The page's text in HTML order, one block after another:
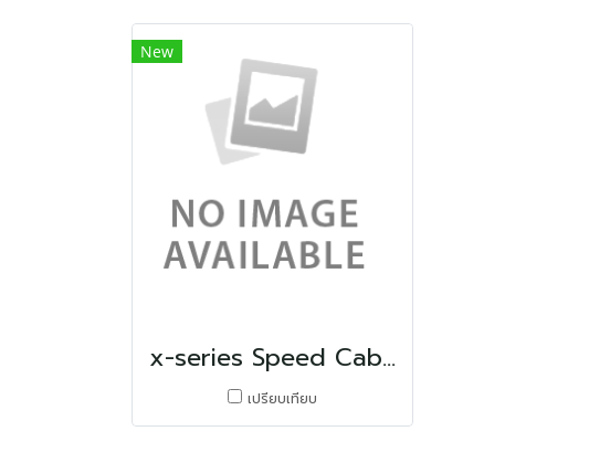
New
x-series Speed Cab4 & X-series Hi-lander
เปรียบเทียบ